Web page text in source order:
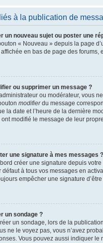
à la publication de
un nouveau sujet ou poster une
« Nouveau » depuis la page
en bas de page des forums,
ou supprimer un message ?
ou modérateur, vous
modifierdu message
la date et l’heure de la dernière
ont modifié le message de leur
une signature à mes messages ?
créer une signature depuis
à tous vos messages en
empêcher une signature
un sondage ?
un sondage, lors de la
ne le voyez pas, vous n’avez
Vous pouvez aussi indiquer le